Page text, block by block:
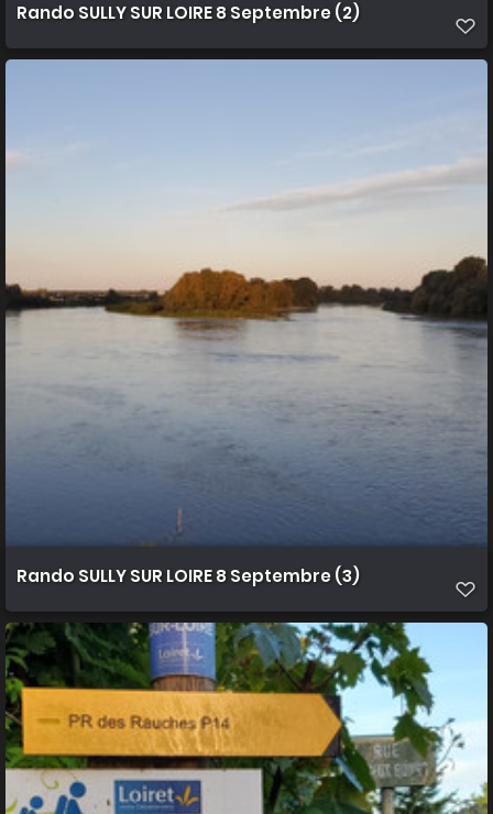
Rando SULLY SUR LOIRE 8 Septembre (2)
Rando SULLY SUR LOIRE 8 Septembre (3)